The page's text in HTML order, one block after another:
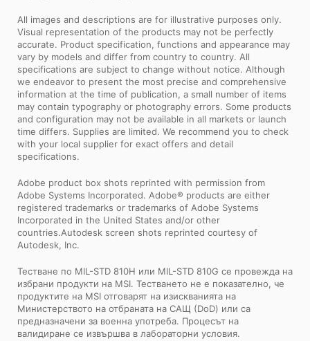
All images and descriptions are for illustrative purposes only.
Visual representation of the products may not be perfectly
accurate. Product specification, functions and appearance may
vary by models and differ from country to country. All
specifications are subject to change without notice. Although
we endeavor to present the most precise and comprehensive
information at the time of publication, a small number of items
may contain typography or photography errors. Some products
and configuration may not be available in all markets or launch
time differs. Supplies are limited. We recommend you to check
with your local supplier for exact offers and detail
specifications.
Adobe product box shots reprinted with permission from
Adobe Systems Incorporated. Adobe® products are either
registered trademarks or trademarks of Adobe Systems
Incorporated in the United States and/or other
countries.Autodesk screen shots reprinted courtesy of
Autodesk, Inc.
Тестване по MIL-STD 810H или MIL-STD 810G се провежда на
избрани продукти на MSI. Тестването не е показателно, че
продуктите на MSI отговарят на изискванията на
Министерството на отбраната на САЩ (DoD) или са
предназначени за военна употреба. Процесът на
валидиране се извършва в лабораторни условия.